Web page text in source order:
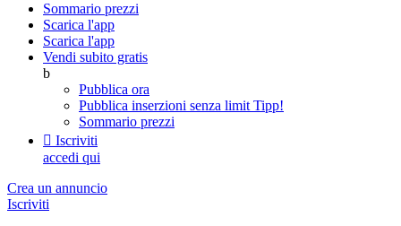
Sommario prezzi
Scarica l'app
Scarica l'app
Vendi subito gratis
b
Pubblica ora
Pubblica inserzioni senza limit Tipp!
Sommario prezzi
 Iscriviti
accedi qui
Crea un annuncio
Iscriviti